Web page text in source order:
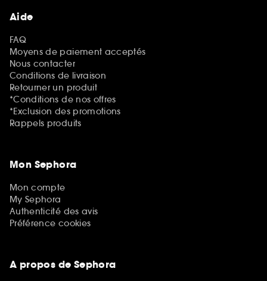
Aide
FAQ
Moyens de paiement acceptés
Nous contacter
Conditions de livraison
Retourner un produit
*Conditions de nos offres
*Exclusion des promotions
Rappels produits
Mon Sephora
Mon compte
My Sephora
Authenticité des avis
Préférence cookies
A propos de Sephora